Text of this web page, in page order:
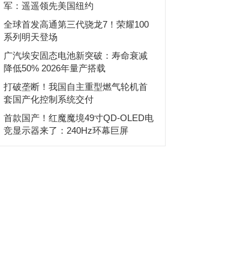
军：遥遥领先美国纽约
全球首发高通第三代骁龙7！荣耀100
系列明天登场
广汽埃安固态电池新突破：寿命衰减
降低50% 2026年量产搭载
打破垄断！我国自主重型燃气轮机首
套国产化控制系统交付
首款国产！红魔魔境49寸QD-OLED电
竞显示器来了：240Hz环幕巨屏